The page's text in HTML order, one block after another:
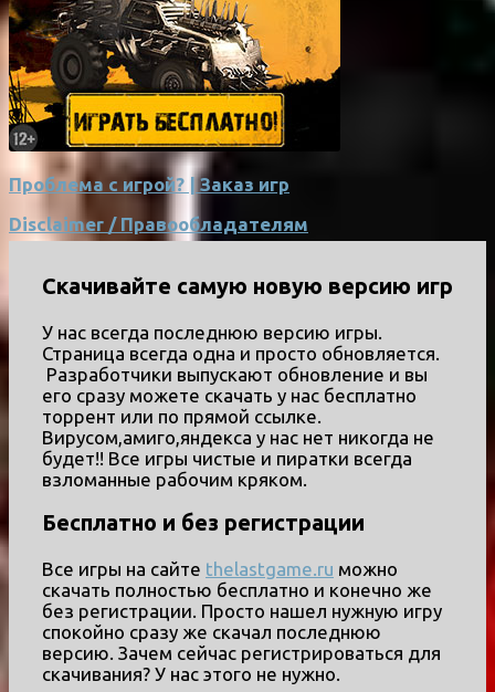
Проблема с игрой? | Заказ игр
Disclaimer / Правообладателям
Скачивайте самую новую версию игр
У нас всегда последнюю версию игры.
Страница всегда одна и просто обновляется.
Разработчики выпускают обновление и вы
его сразу можете скачать у нас бесплатно
торрент или по прямой ссылке.
Вирусом,амиго,яндекса у нас нет никогда не
будет!! Все игры чистые и пиратки всегда
взломанные рабочим кряком.
Бесплатно и без регистрации
Все игры на сайте thelastgame.ru можно
скачать полностью бесплатно и конечно же
без регистрации. Просто нашел нужную игру
спокойно сразу же скачал последнюю
версию. Зачем сейчас регистрироваться для
скачивания? У нас этого не нужно.